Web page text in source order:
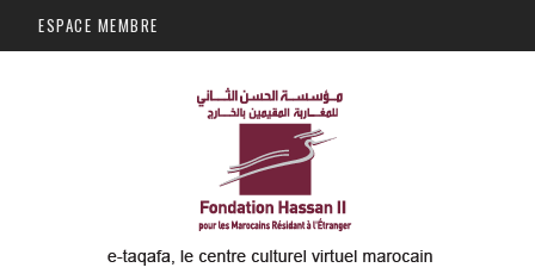
Aller au contenu principal
ESPACE MEMBRE